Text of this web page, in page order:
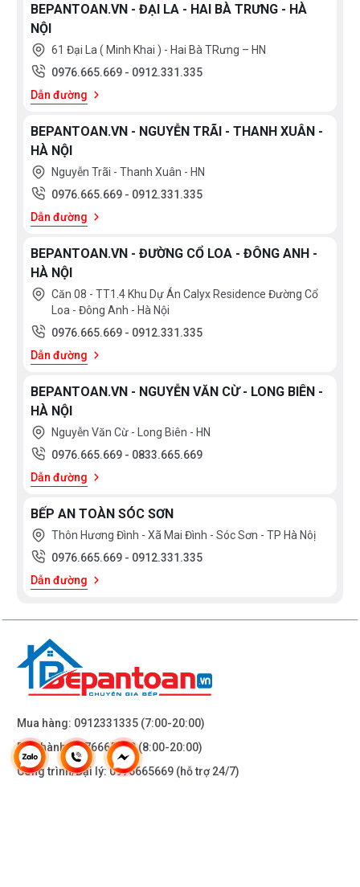
BEPANTOAN.VN - ĐẠI LA - HAI BÀ TRƯNG - HÀ
NỘI
61 Đại La ( Minh Khai ) - Hai Bà TRưng – HN
0976.665.669 - 0912.331.335
Dẫn đường
BEPANTOAN.VN - NGUYỄN TRÃI - THANH XUÂN -
HÀ NỘI
Nguyễn Trãi - Thanh Xuân - HN
0976.665.669 - 0912.331.335
Dẫn đường
BEPANTOAN.VN - ĐƯỜNG CỔ LOA - ĐÔNG ANH -
HÀ NỘI
Căn 08 - TT1.4 Khu Dự Án Calyx Residence Đường Cổ
Loa - Đông Anh - Hà Nội
0976.665.669 - 0912.331.335
Dẫn đường
BEPANTOAN.VN - NGUYỄN VĂN CỪ - LONG BIÊN -
HÀ NỘI
Nguyễn Văn Cừ - Long Biên - HN
0976.665.669 - 0833.665.669
Dẫn đường
BẾP AN TOÀN SÓC SƠN
Thôn Hương Đình - Xã Mai Đình - Sóc Sơn - TP Hà Nôị
0976.665.669 - 0912.331.335
Dẫn đường
Mua hàng: 0912331335 (7:00-20:00)
Bảo hành:0976665669(8:00-20:00)
Công trình/Đại lý:0976665669 (hỗ trợ 24/7)